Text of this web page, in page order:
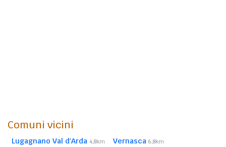
Comuni vicini
Lugagnano Val d'Arda 4,8km Vernasca 6,8km